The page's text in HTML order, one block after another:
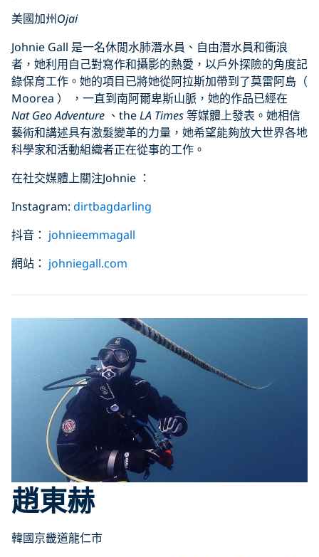
美國加州Ojai
Johnie Gall 是一名休閒水肺潛水員、自由潛水員和衝浪
者，她利用自己對寫作和攝影的熱愛，以戶外探險的角度記
錄保育工作。她的項目已將她從阿拉斯加帶到了莫雷阿島（
Moorea ） ，一直到南阿爾卑斯山脈，她的作品已經在
Nat Geo Adventure 、theLA Times等媒體上發表。她相信
藝術和講述具有激髮變革的力量，她希望能夠放大世界各地
科學家和活動組織者正在從事的工作。
在社交媒體上關注Johnie ：
Instagram: dirtbagdarling
抖音： johnieemmagall
網站： johniegall.com
趙東赫
韓國京畿道龍仁市